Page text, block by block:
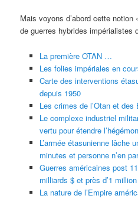
Mais voyons d’abord cette notion
de guerres hybrides impérialistes
La première OTAN …
Les folies impériales en
Carte des interventions
depuis 1950
Les crimes de l’Otan et des
Le complexe industriel
vertu pour étendre
L’armée étasunienne lâche
minutes et personne n’en
Guerres américaines post
milliards $ et près d’1
La nature de l’Empire